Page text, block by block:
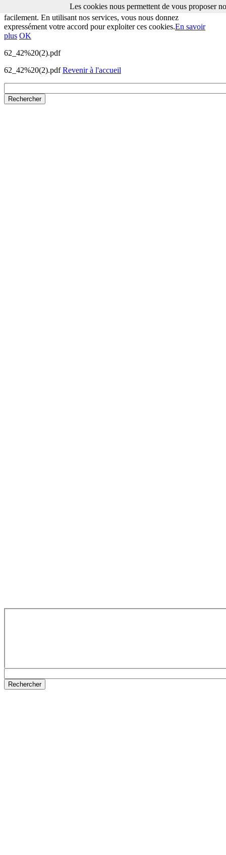
Les cookies nous permettent de vous proposer nos services plus
facilement. En utilisant nos services, vous nous donnez
expressément votre accord pour exploiter ces cookies.En savoir
plus OK
62_42%20(2).pdf
62_42%20(2).pdfRevenir à l'accueil
Les cookies nous permettent de vous proposer